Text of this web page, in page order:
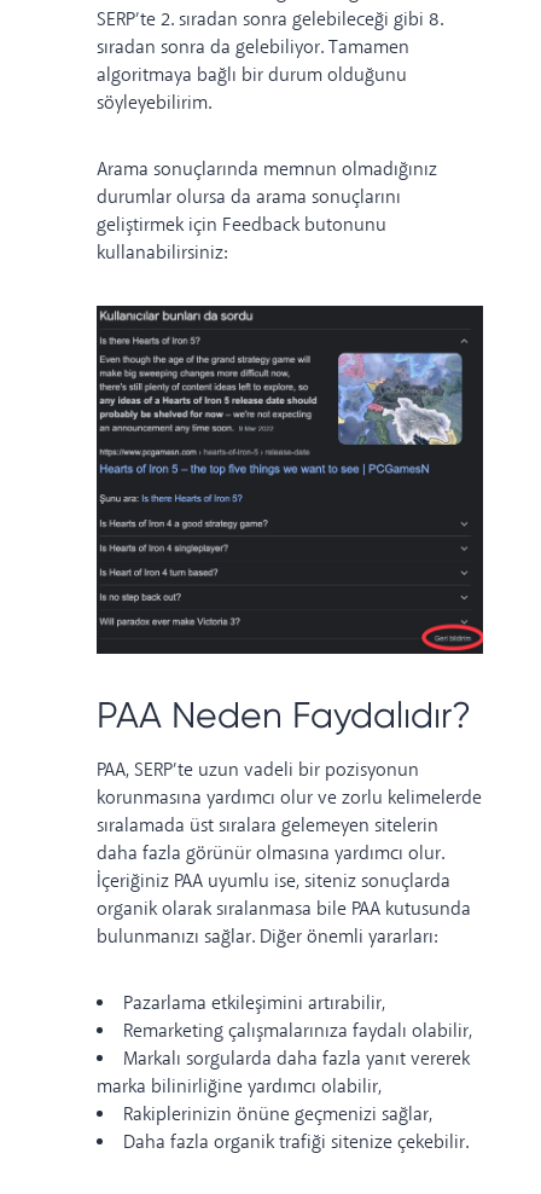
SERP’te 2. sıradan sonra gelebileceği gibi 8.
sıradan sonra da gelebiliyor. Tamamen
algoritmaya bağlı bir durum olduğunu
söyleyebilirim.
Arama sonuçlarında memnun olmadığınız
durumlar olursa da arama sonuçlarını
geliştirmek için Feedback butonunu
kullanabilirsiniz:
PAA Neden Faydalıdır?
PAA, SERP’te uzun vadeli bir pozisyonun
korunmasına yardımcı olur ve zorlu kelimelerde
sıralamada üst sıralara gelemeyen sitelerin
daha fazla görünür olmasına yardımcı olur.
İçeriğiniz PAA uyumlu ise, siteniz sonuçlarda
organik olarak sıralanmasa bile PAA kutusunda
bulunmanızı sağlar. Diğer önemli yararları:
Pazarlama etkileşimini artırabilir,
Remarketing çalışmalarınıza faydalı olabilir,
Markalı sorgularda daha fazla yanıt vererek
marka bilinirliğine yardımcı olabilir,
Rakiplerinizin önüne geçmenizi sağlar,
Daha fazla organik trafiği sitenize çekebilir.